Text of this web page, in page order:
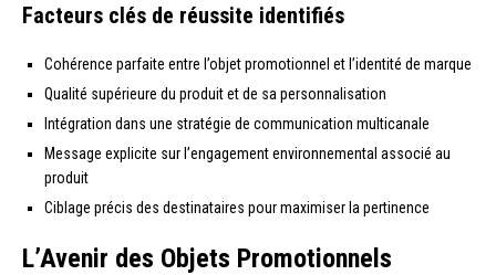
Facteurs clés de réussite identifiés
Cohérence parfaite entre l’objet promotionnel et l’identité de marque
Qualité supérieure du produit et de sa personnalisation
Intégration dans une stratégie de communication multicanale
Message explicite sur l’engagement environnemental associé au
produit
Ciblage précis des destinataires pour maximiser la pertinence
L’Avenir des Objets Promotionnels